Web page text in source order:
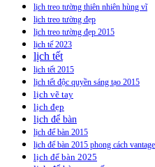
lịch treo tường thiên nhiên hùng vĩ
lịch treo tường đẹp
lịch treo tường đẹp 2015
lịch tế 2023
lịch tết
lịch tết 2015
lịch tết độc quyền sáng tạo 2015
lịch vẽ tay
lịch đẹp
lịch để bàn
lịch để bàn 2015
lịch để bàn 2015 phong cách vantage
lịch để bàn 2025